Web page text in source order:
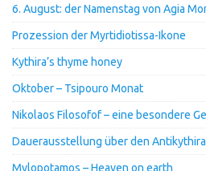
6. August: der Namenstag von Agia
Prozession der Myrtidiotissa-Ikone
Kythira’s thyme honey
Oktober – Tsipouro Monat
Nikolaos Filosofof – eine besondere
Dauerausstellung über den
Mylopotamos – Heaven on earth